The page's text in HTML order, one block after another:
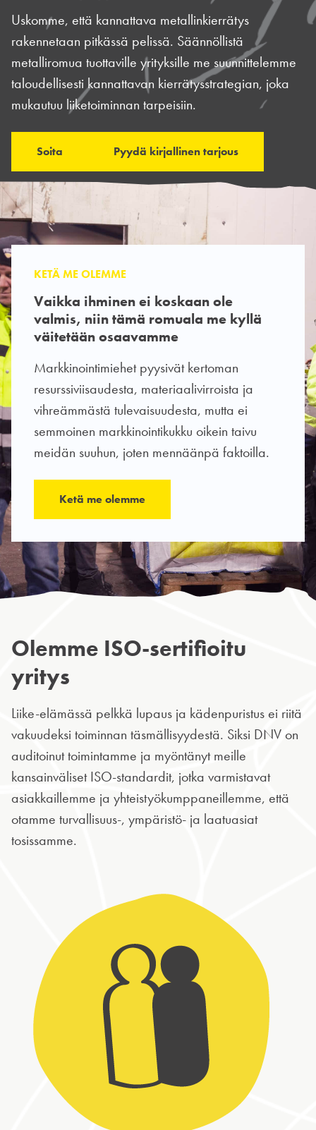
Uskomme, että kannattava metallinkierrätys
rakennetaan pitkässä pelissä. Säännöllistä
metalliromua tuottaville yrityksille me suunnittelemme
taloudellisesti kannattavan kierrätysstrategian, joka
mukautuu liiketoiminnan tarpeisiin.
Soita Pyydä kirjallinen tarjous
KETÄ ME OLEMME
Vaikka ihminen ei koskaan ole
valmis, niin tämä romuala me kyllä
väitetään osaavamme
Markkinointimiehet pyysivät kertoman
resurssiviisaudesta, materiaalivirroista ja
vihreämmästä tulevaisuudesta, mutta ei
semmoinen markkinointikukku oikein taivu
meidän suuhun, joten mennäänpä faktoilla.
Ketä me olemme
Olemme ISO-sertifioitu
yritys
Liike-elämässä pelkkä lupaus ja kädenpuristus ei riitä
vakuudeksi toiminnan täsmällisyydestä. Siksi DNV on
auditoinut toimintamme ja myöntänyt meille
kansainväliset ISO-standardit, jotka varmistavat
asiakkaillemme ja yhteistyökumppaneillemme, että
otamme turvallisuus-, ympäristö- ja laatuasiat
tosissamme.